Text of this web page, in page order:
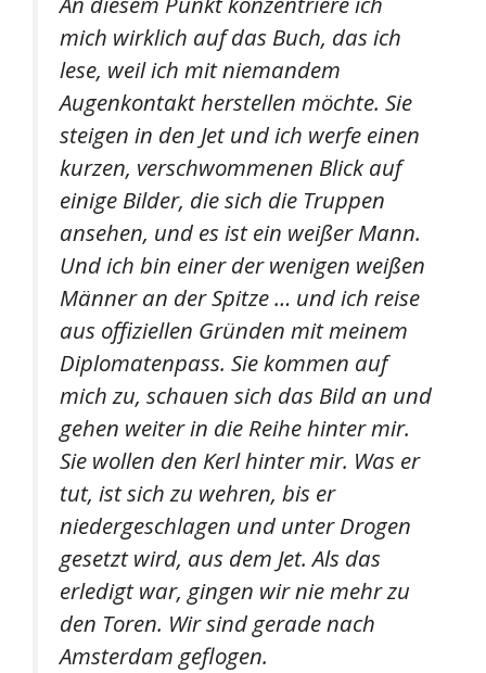
mich wirklich auf das Buch, das ich
lese, weil ich mit niemandem
Augenkontakt herstellen möchte. Sie
steigen in den Jet und ich werfe einen
kurzen, verschwommenen Blick auf
einige Bilder, die sich die Truppen
ansehen, und es ist ein weißer Mann.
Und ich bin einer der wenigen weißen
Männer an der Spitze … und ich reise
aus offiziellen Gründen mit meinem
Diplomatenpass. Sie kommen auf
mich zu, schauen sich das Bild an und
gehen weiter in die Reihe hinter mir.
Sie wollen den Kerl hinter mir. Was er
tut, ist sich zu wehren, bis er
niedergeschlagen und unter Drogen
gesetzt wird, aus dem Jet. Als das
erledigt war, gingen wir nie mehr zu
den Toren. Wir sind gerade nach
Amsterdam geflogen.